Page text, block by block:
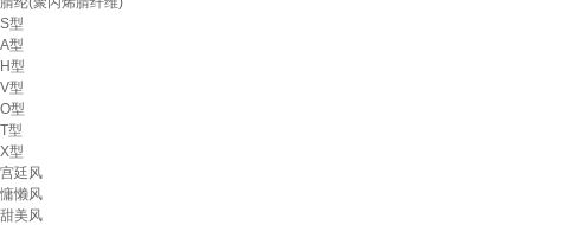
S型
A型
H型
V型
O型
T型
X型
宫廷风
慵懒风
甜美风